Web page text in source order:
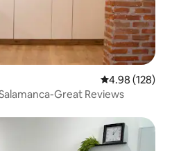
4.98 out of 5
4.98 (128)
Great Reviews